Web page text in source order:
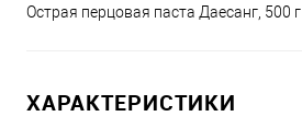
Острая перцовая паста Даесанг, 500
ХАРАКТЕРИСТИКИ